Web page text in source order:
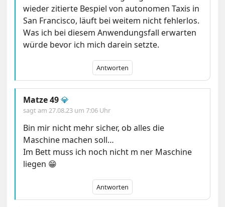
wieder zitierte Bespiel von autonomen Taxis in
San Francisco, läuft bei weitem nicht fehlerlos.
Was ich bei diesem Anwendungsfall erwarten
würde bevor ich mich darein setzte.
Antworten
Matze 49💎
sagt am 27.08.23 um 7:06 Uhr
Bin mir nicht mehr sicher, ob alles die
Maschine machen soll…
Im Bett muss ich noch nicht m ner Maschine
liegen 😁
Antworten